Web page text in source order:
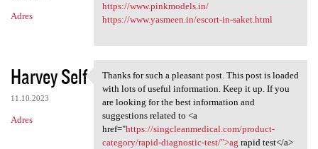
Adres
https://www.pinkmodels.in/
https://www.yasmeen.in/escort-in-saket.html
Harvey Self
11.10.2023
Adres
Thanks for such a pleasant
Thanks for such a pleasant post. This post is loaded
with lots of useful information. Keep it up. If you
are looking for the best information and
suggestions related to <a
href="https://singcleanmedical.com/product-
category/rapid-diagnostic-test/">ag rapid test</a>